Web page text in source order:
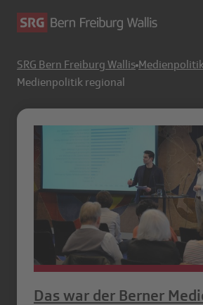
SRG Bern Freiburg Wallis
Medienpolitik regional
Das war der Berner